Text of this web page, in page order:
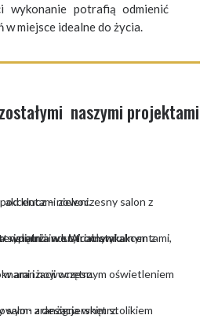
wykonanie potrafią odmienić
w miejsce idealne do życia.
naszymi projektami